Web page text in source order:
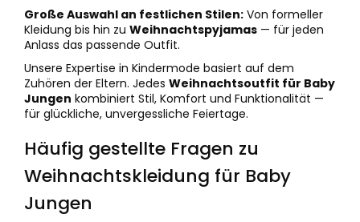
Große Auswahl an festlichen Stilen: Von formeller
Kleidung bis hin zu Weihnachtspyjamas — für jeden
Anlass das passende Outfit.
Unsere Expertise in Kindermode basiert auf dem
Zuhören der Eltern. Jedes Weihnachtsoutfit für Baby
Jungen kombiniert Stil, Komfort und Funktionalität —
für glückliche, unvergessliche Feiertage.
Häufig gestellte Fragen zu
Weihnachtskleidung für Baby
Jungen